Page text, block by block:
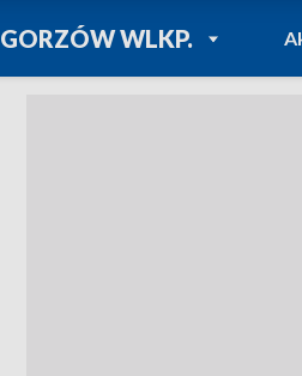
GORZÓW WLKP.POWRÓT DO
TVP REGIONY